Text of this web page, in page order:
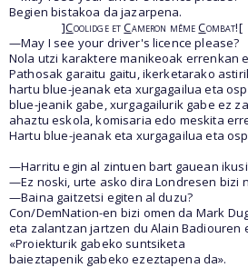
Begien bistakoa da jazarpena.
]Coolidge etCameron mêmeCombat![
—May I see your driver's licence please?
Nola utzi karaktere manikeoak errenkan
Pathosak garaitu gaitu, ikerketarako
hartu blue-jeanak eta xurgagailua eta
blue-jeanik gabe, xurgagailurik gabe ez
ahaztu eskola, komisaria edo meskita
Hartu blue-jeanak eta xurgagailua eta
—Harritu egin al zintuen bart gauean
—Ez noski, urte asko dira Londresen bizi
—Baina gaitzetsi egiten al duzu?
Con/DemNation-en bizi omen da Mark
eta zalantzan jartzen du Alain Badiouren
«Proiekturik gabeko suntsiketa
baieztapenik gabeko ezeztapena da».